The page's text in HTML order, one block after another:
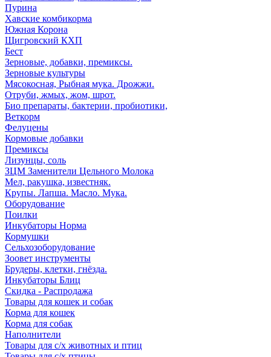
Пурина
Хавские комбикорма
Южная Корона
Щигровский КХП
Бест
Зерновые, добавки, премиксы.
Зерновые культуры
Мясокосная, Рыбная мука. Дрожжи.
Отруби, жмых, жом, шрот.
Био препараты, бактерии, пробиотики,
Веткорм
Фелуцены
Кормовые добавки
Премиксы
Лизунцы, соль
ЗЦМ Заменители Цельного Молока
Мел, ракушка, известняк.
Крупы. Лапша. Масло. Мука.
Оборудование
Поилки
Инкубаторы Норма
Кормушки
Сельхозоборудование
Зоовет инструменты
Брудеры, клетки, гнёзда.
Инкубаторы Блиц
Скидка - Распродажа
Товары для кошек и собак
Корма для кошек
Корма для собак
Наполнители
Товары для с/х животных и птиц